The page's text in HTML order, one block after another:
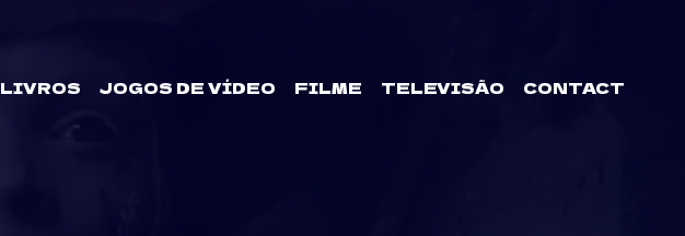
LIVROS JOGOS DE VÍDEO FILME TELEVISÃO CONTACT